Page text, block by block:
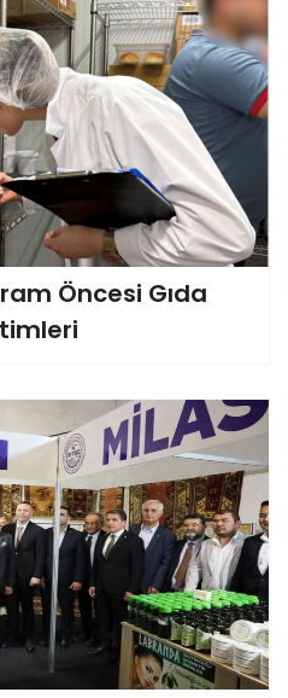
Öncesi Gıda